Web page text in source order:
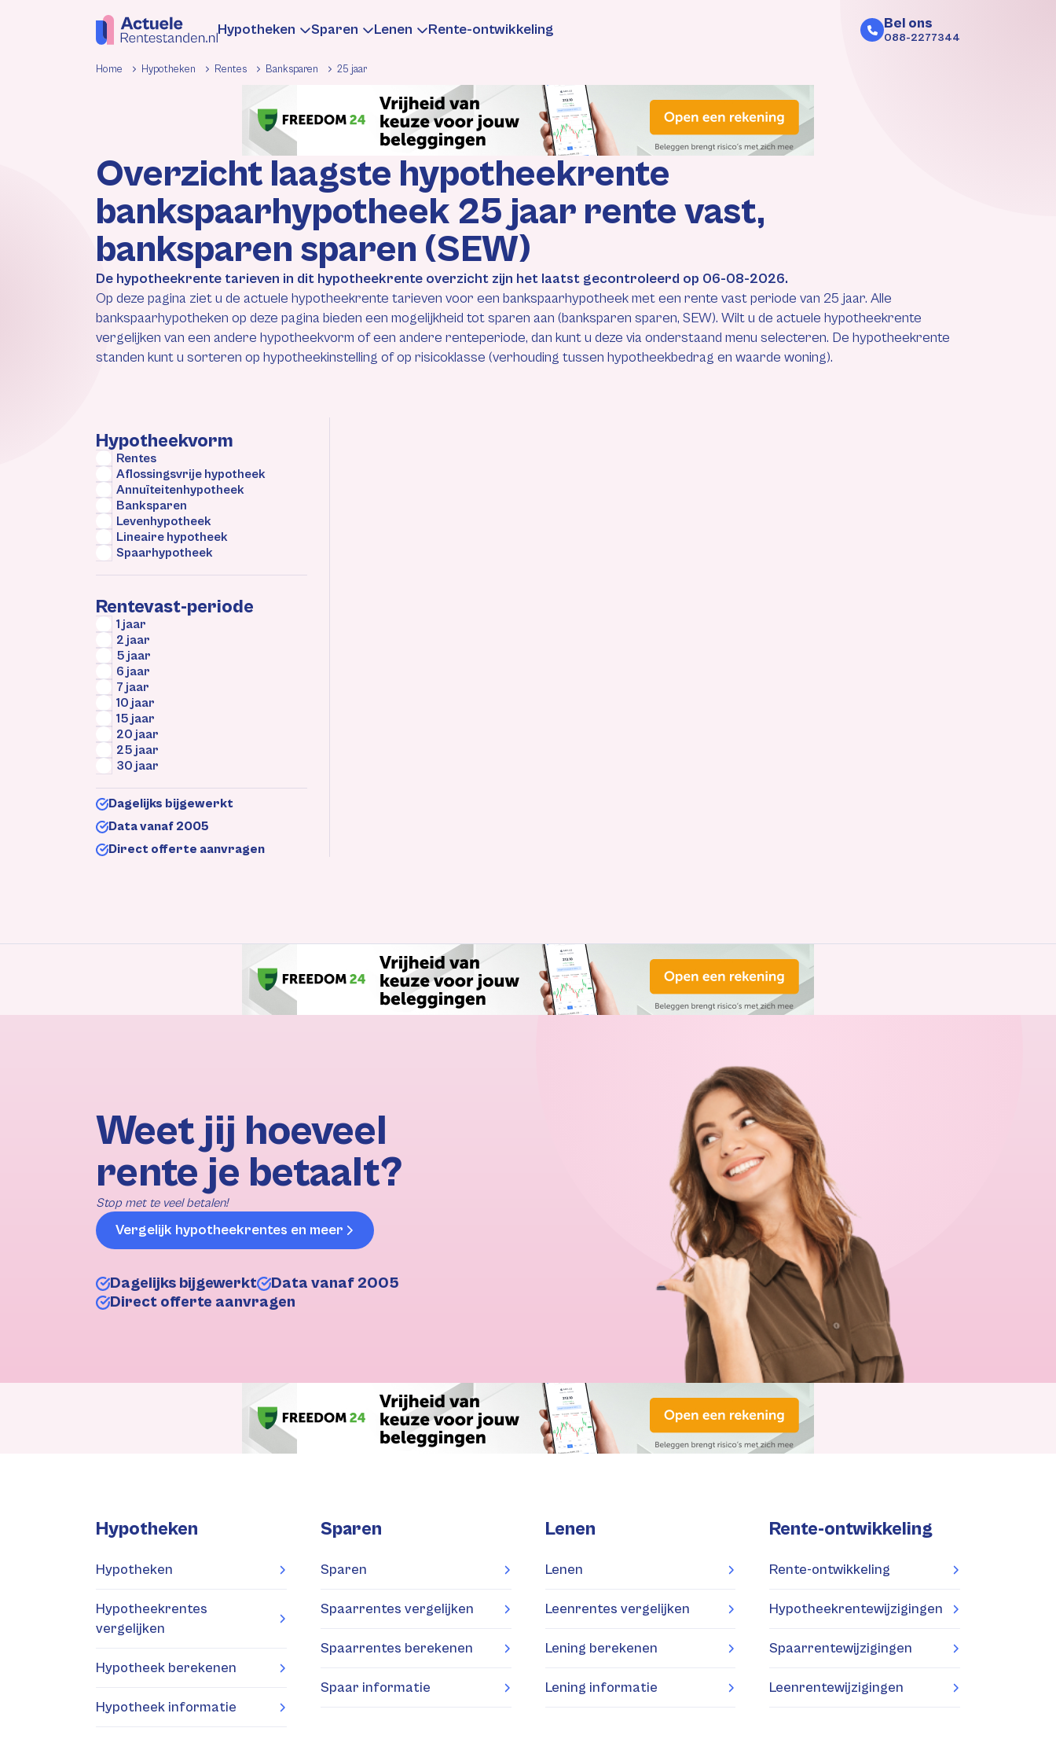
Hypotheken
Hypotheekrente
Informatie
Hypotheek berekenen
Rentewijzigingen
Sparen
Spaarrente
Informatie
Berekenen
Rentewijzigingen
Lenen
Leningrente
Informatie
Berekenen
Rentewijzigingen
Rente-ontwikkeling Bel ons
088-2277344
Home Hypotheken Rentes Banksparen 25 jaar
Overzicht laagste hypotheekrente
bankspaarhypotheek 25 jaar rente vast,
banksparen sparen (SEW)
De hypotheekrente tarieven in dit hypotheekrente overzicht zijn het laatst gecontroleerd op 06-08-2026.
Op deze pagina ziet u de actuele hypotheekrente tarieven voor een bankspaarhypotheek met een rente vast periode van 25 jaar. Alle
bankspaarhypotheken op deze pagina bieden een mogelijkheid tot sparen aan (banksparen sparen, SEW). Wilt u de actuele hypotheekrente
vergelijken van een andere hypotheekvorm of een andere renteperiode, dan kunt u deze via onderstaand menu selecteren. De hypotheekrente
standen kunt u sorteren op hypotheekinstelling of op risicoklasse (verhouding tussen hypotheekbedrag en waarde woning).
Hypotheekvorm
Rentes
Aflossingsvrije hypotheek
Annuïteitenhypotheek
Banksparen
Levenhypotheek
Lineaire hypotheek
Spaarhypotheek
Rentevast-periode
1 jaar
2 jaar
5 jaar
6 jaar
7 jaar
10 jaar
15 jaar
20 jaar
25 jaar
30 jaar
Dagelijks bijgewerkt
Data vanaf 2005
Direct offerte aanvragen
Weet jij hoeveel
rente je betaalt?
Stop met te veel betalen!
Vergelijk hypotheekrentes en meer
Dagelijks bijgewerkt
Data vanaf 2005
Direct offerte aanvragen
Hypotheken
Hypotheken
Hypotheekrentes
vergelijken
Hypotheek berekenen
Hypotheek informatie
Sparen
Sparen
Spaarrentes vergelijken
Spaarrentes berekenen
Spaar informatie
Lenen
Lenen
Leenrentes vergelijken
Lening berekenen
Lening informatie
Rente-ontwikkeling
Rente-ontwikkeling
Hypotheekrentewijzigingen
Spaarrentewijzigingen
Leenrentewijzigingen